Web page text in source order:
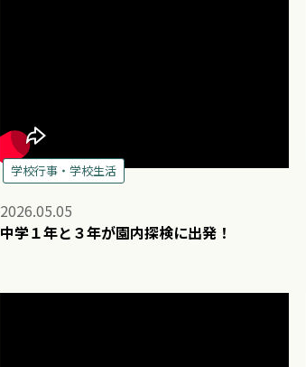
学校行事・学校生活
2026.05.05
中学１年と３年が園内探検に出発！